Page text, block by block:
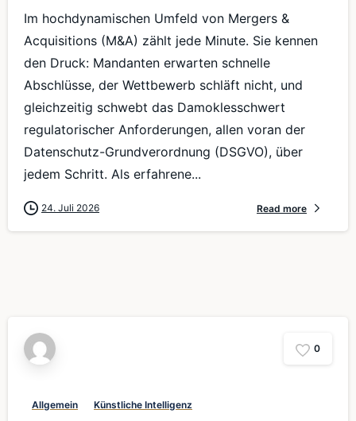
Im hochdynamischen Umfeld von Mergers &
Acquisitions (M&A) zählt jede Minute. Sie kennen
den Druck: Mandanten erwarten schnelle
Abschlüsse, der Wettbewerb schläft nicht, und
gleichzeitig schwebt das Damoklesschwert
regulatorischer Anforderungen, allen voran der
Datenschutz-Grundverordnung (DSGVO), über
jedem Schritt. Als erfahrene...
24. Juli 2026 Read more
0
Allgemein Künstliche Intelligenz